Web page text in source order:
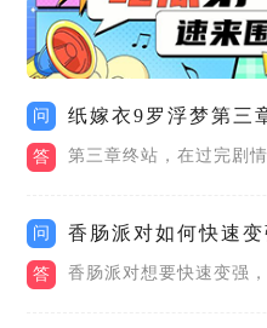
问
答
问 香肠派对如何快速变
答